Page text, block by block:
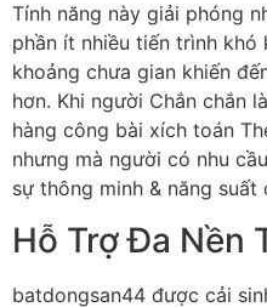
Tính năng này giải phóng
phần ít nhiều tiến trình khó
khoảng chưa gian khiến
hơn. Khi người Chắn chắn
hàng công bài xích toán
nhưng mà người có nhu
sự thông minh & năng suất
Hỗ Trợ Đa Nền
batdongsan44 được cải